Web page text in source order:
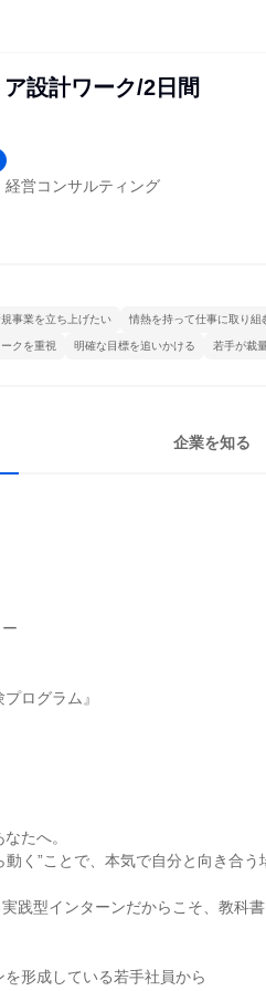
設計ワーク/2日間
経営コンサルティング
事業を立ち上げたい 情熱を持って仕事に取り組
クを重視 明確な目標を追いかける 若手が裁
企業を知る
ログラム』
たへ。
く”ことで、本気で自分と向き合う
践型インターンだからこそ、教科
形成している若手社員から